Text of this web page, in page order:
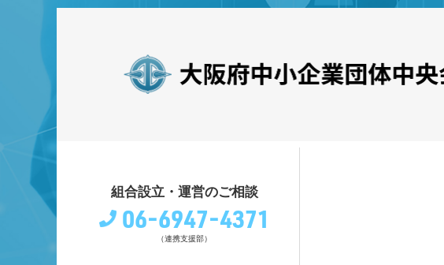
組合設立・運営のご相談
06-6947-4371
（連携支援部）